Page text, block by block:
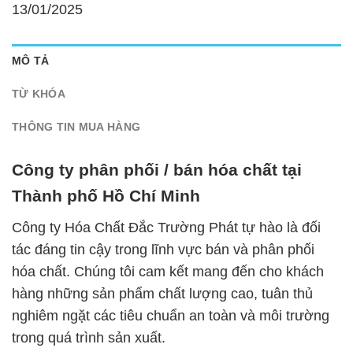
13/01/2025
MÔ TẢ
TỪ KHÓA
THÔNG TIN MUA HÀNG
Công ty phân phối / bán hóa chất tại
Thành phố Hồ Chí Minh
Công ty Hóa Chất Đắc Trường Phát tự hào là đối
tác đáng tin cậy trong lĩnh vực bán và phân phối
hóa chất. Chúng tôi cam kết mang đến cho khách
hàng những sản phẩm chất lượng cao, tuân thủ
nghiêm ngặt các tiêu chuẩn an toàn và môi trường
trong quá trình sản xuất.